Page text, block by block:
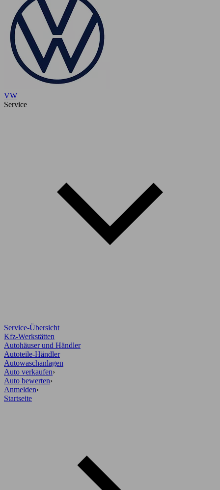
VW
Service
Service-Übersicht
Kfz-Werkstätten
Autohäuser und Händler
Autoteile-Händler
Autowaschanlagen
Auto verkaufen›
Auto bewerten›
Anmelden›
Startseite